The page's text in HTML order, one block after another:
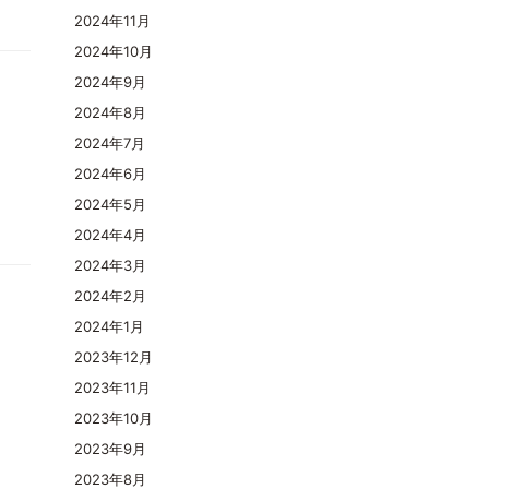
2024年11月
2024年10月
2024年9月
2024年8月
2024年7月
2024年6月
2024年5月
2024年4月
2024年3月
2024年2月
2024年1月
2023年12月
2023年11月
2023年10月
2023年9月
2023年8月